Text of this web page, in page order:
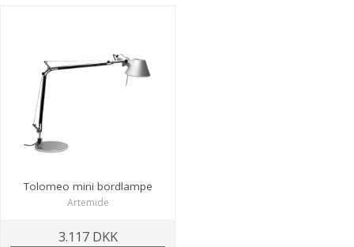
Tolomeo mini bordlampe
Artemide
3.117 DKK